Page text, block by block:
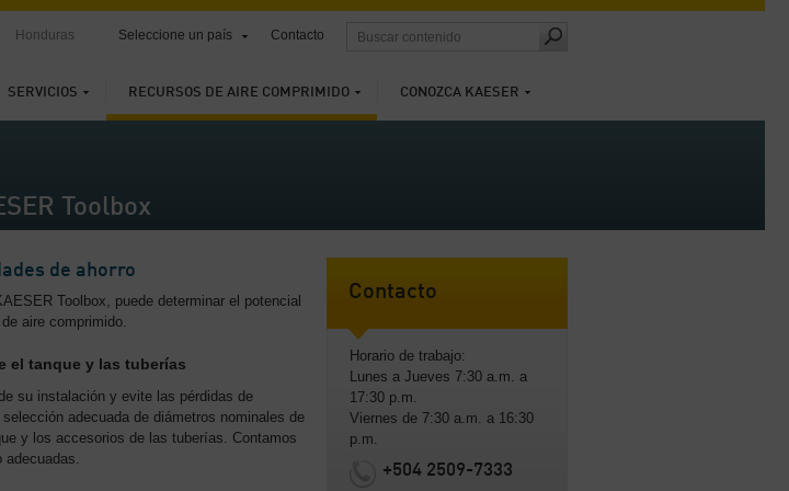
SERVICIOS RECURSOS DE AIRE COMPRIMIDO CONOZCA KAESER
Honduras Seleccione un país Contacto
Toolbox
de ahorro
Toolbox, puede determinar el potencial
aire comprimido.
el tanque y las tuberías
su instalación y evite las pérdidas de
adecuada de diámetros nominales de
y los accesorios de las tuberías. Contamos
adecuadas.
Contacto
Horario de trabajo:
Lunes a Jueves 7:30 a.m. a
17:30 p.m.
Viernes de 7:30 a.m. a 16:30
p.m.
+504 2509-7333